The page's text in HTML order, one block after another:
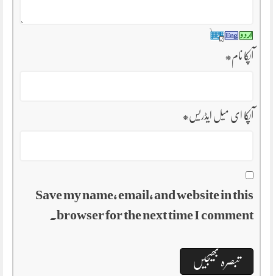
آپکا نام*
آپکا ای میل ایڈریس*
Save my name, email, and website in this
browser for the next time I comment.